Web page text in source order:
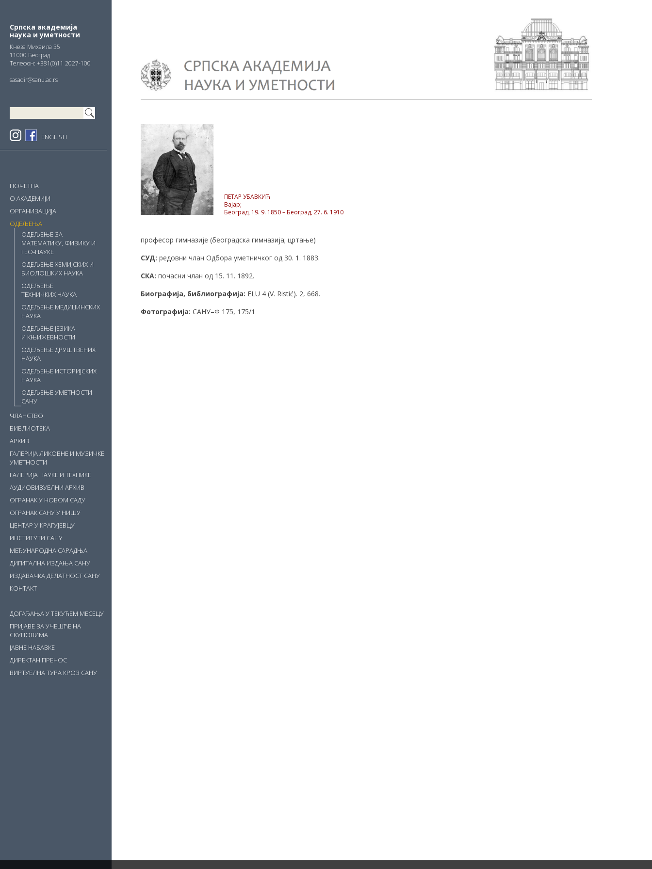
primary
navigation
main
content
primary
sidebar
Српска академија
наука и уметности
Кнезa Михаила 35
11000 Београд
Телефон: +381(0)11 2027-100
sasadir@sanu.ac.rs
ENGLISH
ПОЧЕТНА
О АКАДЕМИЈИ
ОРГАНИЗАЦИЈА
ОДЕЉЕЊА
ОДЕЉЕЊЕ ЗА
МАТЕМАТИКУ, ФИЗИКУ И
ГЕО-НАУКЕ
ОДЕЉЕЊЕ ХЕМИЈСКИХ И
БИОЛОШКИХ НАУКА
ОДЕЉЕЊЕ
ТЕХНИЧКИХ НАУКА
ОДЕЉЕЊЕ МЕДИЦИНСКИХ
НАУКА
ОДЕЉЕЊЕ ЈЕЗИКА
И КЊИЖЕВНОСТИ
ОДЕЉЕЊЕ ДРУШТВЕНИХ
НАУКА
ОДЕЉЕЊЕ ИСТОРИЈСКИХ
НАУКА
ОДЕЉЕЊЕ УМЕТНОСТИ
САНУ
ЧЛАНСТВО
БИБЛИОТЕКА
АРХИВ
ГАЛЕРИЈА ЛИКОВНЕ И МУЗИЧКЕ
УМЕТНОСТИ
ГАЛЕРИЈА НАУКЕ И ТЕХНИКЕ
АУДИОВИЗУЕЛНИ АРХИВ
ОГРАНАК У НОВОМ САДУ
ОГРАНАК САНУ У НИШУ
ЦЕНТАР У КРАГУЈЕВЦУ
ИНСТИТУТИ САНУ
МЕЂУНАРОДНА САРАДЊА
ДИГИТАЛНА ИЗДАЊА САНУ
ИЗДАВАЧКА ДЕЛАТНОСТ САНУ
КОНТАКТ
ДОГАЂАЊА У ТЕКУЋЕМ МЕСЕЦУ
ПРИЈАВЕ ЗА УЧЕШЋЕ НА
СКУПОВИМА
ЈАВНЕ НАБАВКЕ
ДИРЕКТАН ПРЕНОС
ВИРТУЕЛНА ТУРА КРОЗ САНУ
ПЕТАР УБАВКИЋ
Вајар;
Београд, 19. 9. 1850 – Београд, 27. 6. 1910
професор гимназије (београдска гимназија; цртање)
СУД: редовни члан Одбора уметничког од 30. 1. 1883.
СКА: почасни члан од 15. 11. 1892.
Биографија, библиографија: ELU 4 (V. Ristić). 2, 668.
Фотографија: САНУ–Ф 175, 175/1